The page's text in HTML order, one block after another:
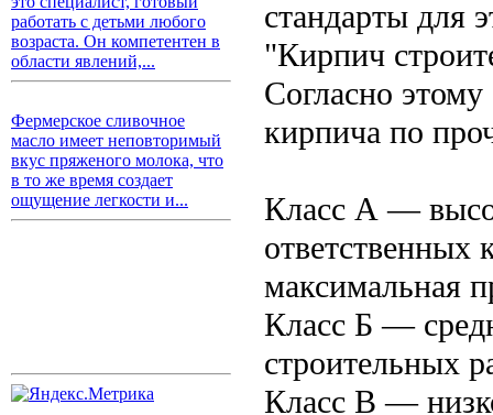
работать с детьми любого
возраста. Он компетентен в
области явлений,...
Фермерское сливочное
масло имеет неповторимый
вкус пряженого молока, что
в то же время создает
ощущение легкости и...
стандарты для
"Кирпич
Согласно этому
кирпича по
Класс А —
ответственных
максимальная
Класс Б —
строительных
Класс В —